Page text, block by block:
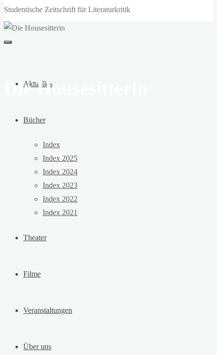
Studentische Zeitschrift für Literaturkritik
Aktuelles
Bücher
Index
Index 2025
Index 2024
Index 2023
Index 2022
Index 2021
Theater
Filme
Veranstaltungen
Über uns
Die Housesitterin